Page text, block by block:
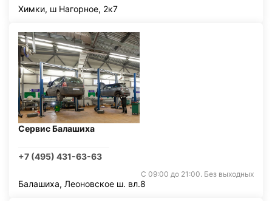
Химки, ш Нагорное, 2к7
Сервис Балашиха
+7 (495) 431-63-63
С 09:00 до 21:00. Без выходных
Балашиха, Леоновское ш. вл.8